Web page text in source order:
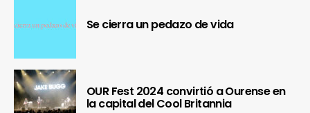
Se cierra un pedazo de vida
OUR Fest 2024 convirtió a Ourense en
la capital del Cool Britannia